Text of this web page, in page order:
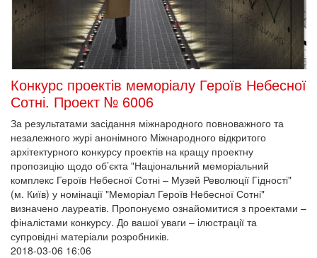
Конкурс проектів меморіалу Героїв Небесної
Сотні. Проект № 6006
За результатами засідання міжнародного повноважного та
незалежного журі анонімного Міжнародного відкритого
архітектурного конкурсу проектів на кращу проектну
пропозицію щодо об’єкта "Національний меморіальний
комплекс Героїв Небесної Сотні – Музей Революції Гідності"
(м. Київ) у номінації "Меморіал Героїв Небесної Сотні"
визначено лауреатів. Пропонуємо ознайомитися з проектами –
фіналістами конкурсу. До вашої уваги – ілюстрації та
супровідні матеріали розробників.
2018-03-06 16:06